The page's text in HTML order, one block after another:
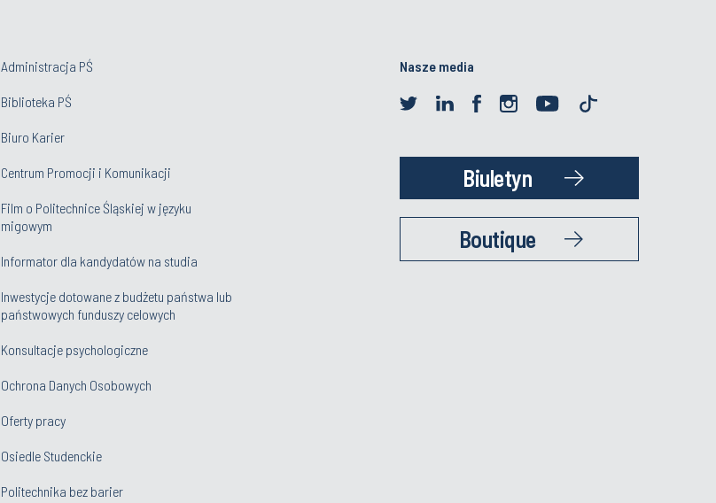
Administracja PŚ
Biblioteka PŚ
Biuro Karier
Centrum Promocji i Komunikacji
Film o Politechnice Śląskiej w języku
migowym
Informator dla kandydatów na studia
Inwestycje dotowane z budżetu państwa lub
państwowych funduszy celowych
Konsultacje psychologiczne
Ochrona Danych Osobowych
Oferty pracy
Osiedle Studenckie
Politechnika bez barier
Nasze media
Biuletyn
Boutique